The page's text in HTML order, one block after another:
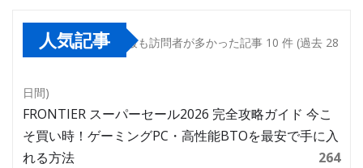
人気記事 最も訪問者が多かった記事 10 件 (過去 28
日間)
FRONTIER スーパーセール2026 完全攻略ガイド 今こ
そ買い時！ゲーミングPC・高性能BTOを最安で手に入
れる方法
264